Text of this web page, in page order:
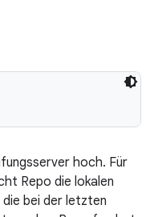
hoch. Für
Repo die lokalen
bei der letzten